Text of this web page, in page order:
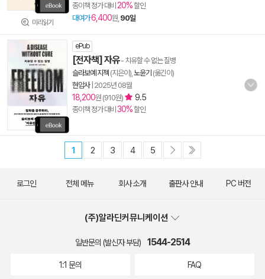
미리읽기
종이책 정가 대비 20%할인
대여가6,400원, 90일
ePub
[전자책] 자유- 치유할 수 없는 질병
슬라보예 지젝 (지은이), 노윤기 (옮긴이)
현암사| 2025년 08월
18,200원 (910원) 9.5
종이책 정가 대비 30%할인
1 2 3 4 5
로그인 전체 메뉴 회사 소개 출판사 안내 PC 버전
(주)알라딘커뮤니케이션
일반문의 (발신자 부담) 1544-2514
1:1 문의 FAQ